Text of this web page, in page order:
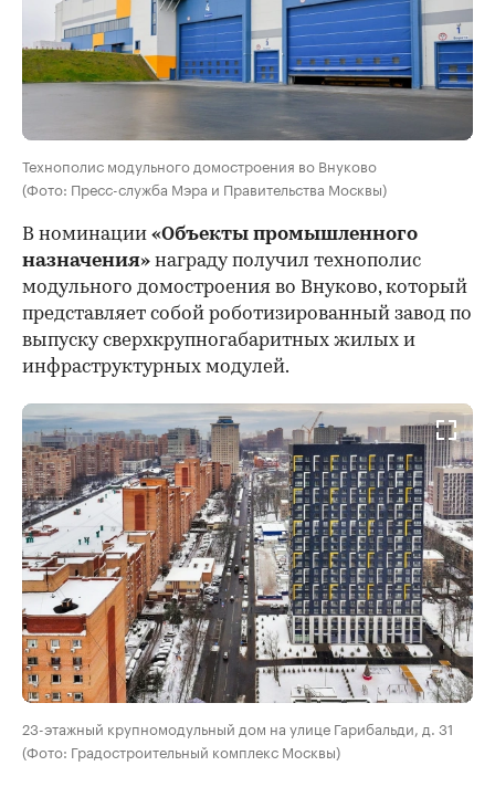
Технополис модульного домостроения во Внуково
(Фото: Пресс-служба Мэра и Правительства Москвы)
В номинации «Объекты промышленного
назначения» награду получил технополис
модульного домостроения во Внуково, который
представляет собой роботизированный завод по
выпуску сверхкрупногабаритных жилых и
инфраструктурных модулей.
23-этажный крупномодульный дом на улице Гарибальди, д. 31
(Фото: Градостроительный комплекс Москвы)